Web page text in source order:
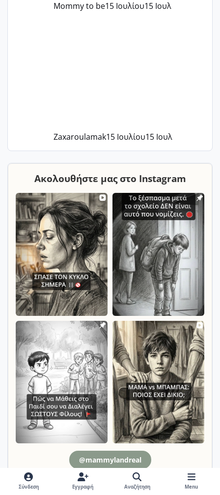
Mommy to be15 Ιουλίου15 Ιουλ
Zaxaroulamak15 Ιουλίου15 Ιουλ
Ακολουθήστε μας στο Instagram
@mammylandreal
Σύνδεση Εγγραφή Αναζήτηση Menu